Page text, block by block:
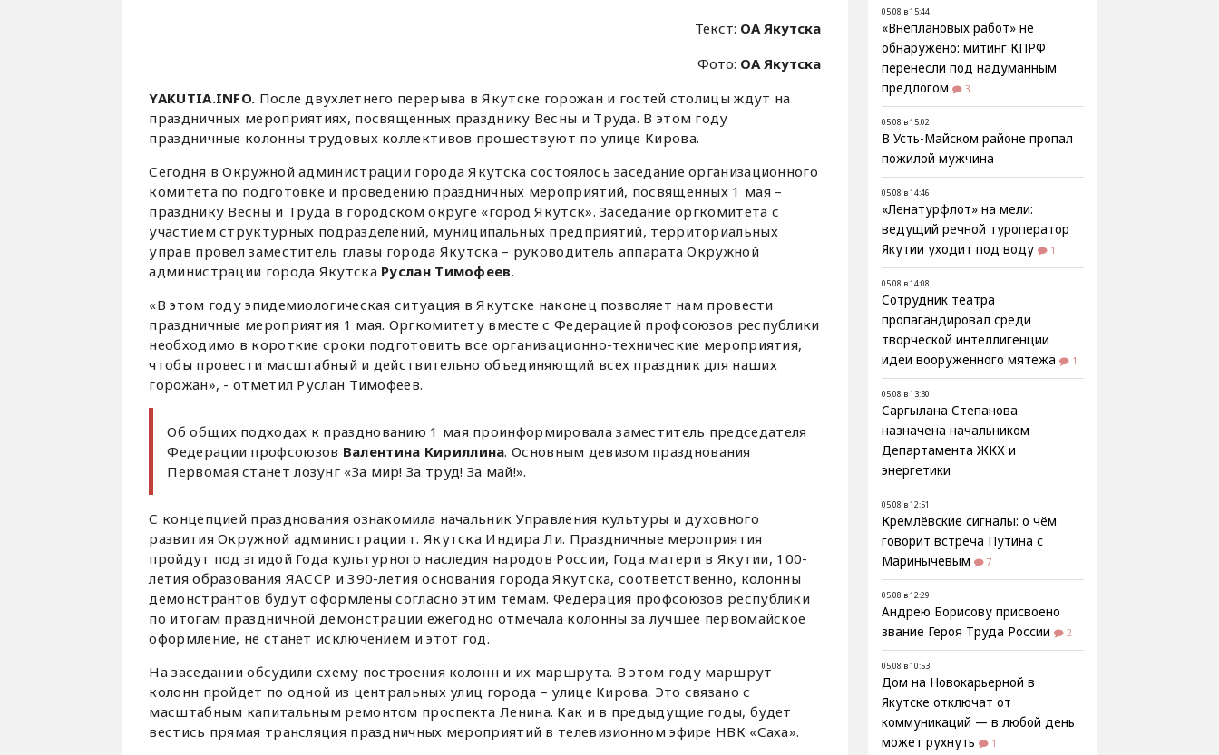
Текст: ОА Якутска
Фото: ОА Якутска
YAKUTIA.INFO. После двухлетнего перерыва в Якутске горожан и гостей столицы ждут на
праздничных мероприятиях, посвященных празднику Весны и Труда. В этом году
праздничные колонны трудовых коллективов прошествуют по улице Кирова.
Сегодня в Окружной администрации города Якутска состоялось заседание организационного
комитета по подготовке и проведению праздничных мероприятий, посвященных 1 мая –
празднику Весны и Труда в городском округе «город Якутск». Заседание оргкомитета с
участием структурных подразделений, муниципальных предприятий, территориальных
управ провел заместитель главы города Якутска – руководитель аппарата Окружной
администрации города Якутска Руслан Тимофеев.
«В этом году эпидемиологическая ситуация в Якутске наконец позволяет нам провести
праздничные мероприятия 1 мая. Оргкомитету вместе с Федерацией профсоюзов республики
необходимо в короткие сроки подготовить все организационно-технические мероприятия,
чтобы провести масштабный и действительно объединяющий всех праздник для наших
горожан», - отметил Руслан Тимофеев.
Об общих подходах к празднованию 1 мая проинформировала заместитель председателя
Федерации профсоюзов Валентина Кириллина. Основным девизом празднования
Первомая станет лозунг «За мир! За труд! За май!».
С концепцией празднования ознакомила начальник Управления культуры и духовного
развития Окружной администрации г. Якутска Индира Ли. Праздничные мероприятия
пройдут под эгидой Года культурного наследия народов России, Года матери в Якутии, 100-
летия образования ЯАССР и 390-летия основания города Якутска, соответственно, колонны
демонстрантов будут оформлены согласно этим темам. Федерация профсоюзов республики
по итогам праздничной демонстрации ежегодно отмечала колонны за лучшее первомайское
оформление, не станет исключением и этот год.
На заседании обсудили схему построения колонн и их маршрута. В этом году маршрут
колонн пройдет по одной из центральных улиц города – улице Кирова. Это связано с
масштабным капитальным ремонтом проспекта Ленина. Как и в предыдущие годы, будет
вестись прямая трансляция праздничных мероприятий в телевизионном эфире НВК «Саха».
05.08 в 15:44
«Внеплановых работ» не
обнаружено: митинг КПРФ
перенесли под надуманным
предлогом
3
05.08 в 15:02
В Усть-Майском районе пропал
пожилой мужчина
05.08 в 14:46
«Ленатурфлот» на мели:
ведущий речной туроператор
Якутии уходит под воду
1
05.08 в 14:08
Сотрудник театра
пропагандировал среди
творческой интеллигенции
идеи вооруженного мятежа
1
05.08 в 13:30
Саргылана Степанова
назначена начальником
Департамента ЖКХ и
энергетики
05.08 в 12:51
Кремлёвские сигналы: о чём
говорит встреча Путина с
Маринычевым
7
05.08 в 12:29
Андрею Борисову присвоено
звание Героя Труда России
2
05.08 в 10:53
Дом на Новокарьерной в
Якутске отключат от
коммуникаций — в любой день
может рухнуть
1